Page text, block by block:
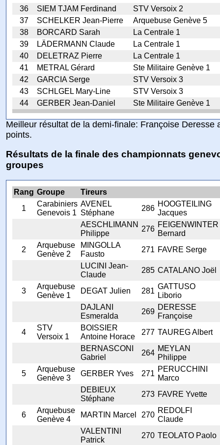
36
SIEM TJAM Ferdinand
STV Versoix 2
37
SCHELKER Jean-Pierre
Arquebuse Genève 5
38
BORCARD Sarah
La Centrale 1
39
LÄDERMANN Claude
La Centrale 1
40
DELETRAZ Pierre
La Centrale 1
41
METRAL Gérard
Ste Militaire Genève 1
42
GARCIA Serge
STV Versoix 3
43
SCHLGEL Mary-Line
STV Versoix 3
44
GERBER Jean-Daniel Ste Militaire Genève 1
Meilleur résultat de la demi-finale: Françoise Deresse
points.
Résultats de la finale des championnats
groupes
Rang Groupe
Tireurs
1
Carabiniers
Genevois 1
AVENEL
Stéphane
286
HOOGTEILING
Jacques
AESCHLIMANN
Philippe
276
FEIGENWINTER
Bernard
2
Arquebuse
Genève 2
MINGOLLA
Fausto
271 FAVRE Serge
LUCINI Jean-
Claude
285 CATALANO Joël
3
Arquebuse
Genève 1
DEGAT Julien 281
GATTUSO
Liborio
DAJLANI
Esmeralda
269
DERESSE
Françoise
4
STV
Versoix 1
BOISSIER
Antoine Horace
277 TAUREG Albert
BERNASCONI
Gabriel
264
MEYLAN
Philippe
5
Arquebuse
Genève 3
GERBER Yves 271
PERUCCHINI
Marco
DEBIEUX
Stéphane
273 FAVRE Yvette
6
Arquebuse
Genève 4
MARTIN Marcel 270
REDOLFI
Claude
VALENTINI
Patrick
270 TEOLATO Paolo